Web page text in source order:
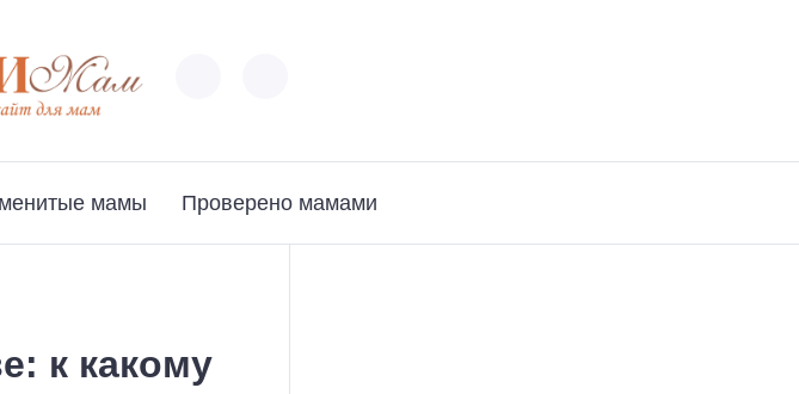
мамы Проверено мамами
к какому